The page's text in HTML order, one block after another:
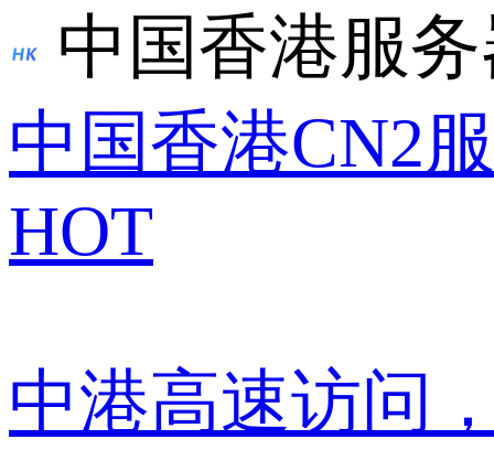
中国香港服
中国香港CN2
HOT
中港高速访问